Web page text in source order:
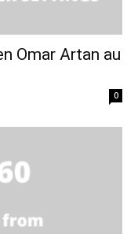
Omar Artan au
0